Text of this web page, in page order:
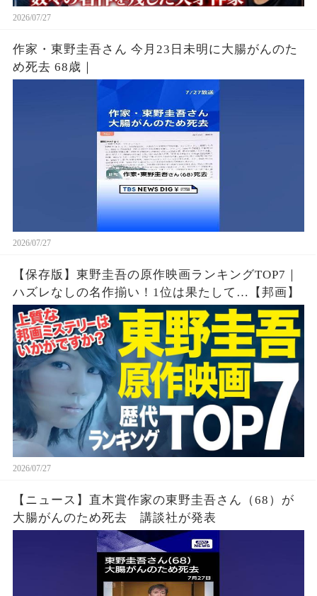
2026/07/27
作家・東野圭吾さん 今月23日未明に大腸がんのた
め死去 68歳｜
2026/07/27
【保存版】東野圭吾の原作映画ランキングTOP7｜
ハズレなしの名作揃い！1位は果たして…【邦画】
2026/07/27
【ニュース】直木賞作家の東野圭吾さん（68）が
大腸がんのため死去 講談社が発表